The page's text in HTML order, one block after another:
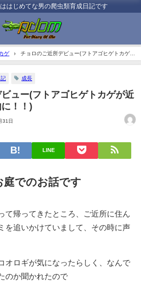
はじめてな男の爬虫類育成日記です
ゲ
チョロのご近所デビュー(フトアゴヒゲトカゲが
成長
ュー(フトアゴヒゲトカゲが近
！！)
31日
LINE
庭でのお話です
て帰ってきたところ、ご近所に住ん
を追いかけていまして、その時に声
オロギが気になったらしく、なんで
のか聞かれたので